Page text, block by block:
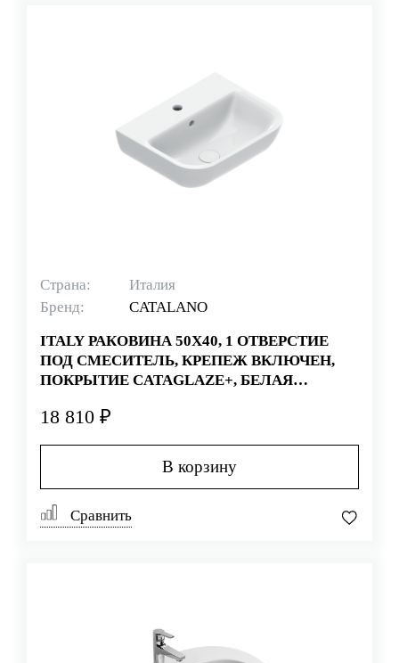
Страна:
Италия
Бренд:
CATALANO
ITALY РАКОВИНА 50Х40, 1 ОТВЕРСТИЕ
ПОД СМЕСИТЕЛЬ, КРЕПЕЖ ВКЛЮЧЕН,
ПОКРЫТИЕ CATAGLAZE+, БЕЛАЯ
18 810 ₽
В корзину
Сравнить